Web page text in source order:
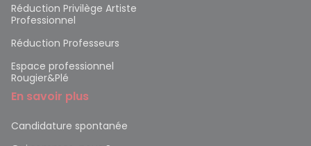
Réduction Privilège Artiste
Professionnel
Réduction Professeurs
Espace professionnel
Rougier&Plé
En savoir plus
Candidature spontanée